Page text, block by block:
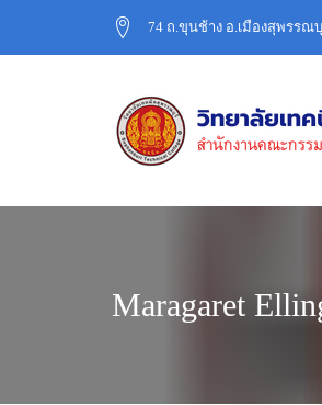
74 ถ.ขุนช้าง อ.เมืองสุพรรณ
Maragaret